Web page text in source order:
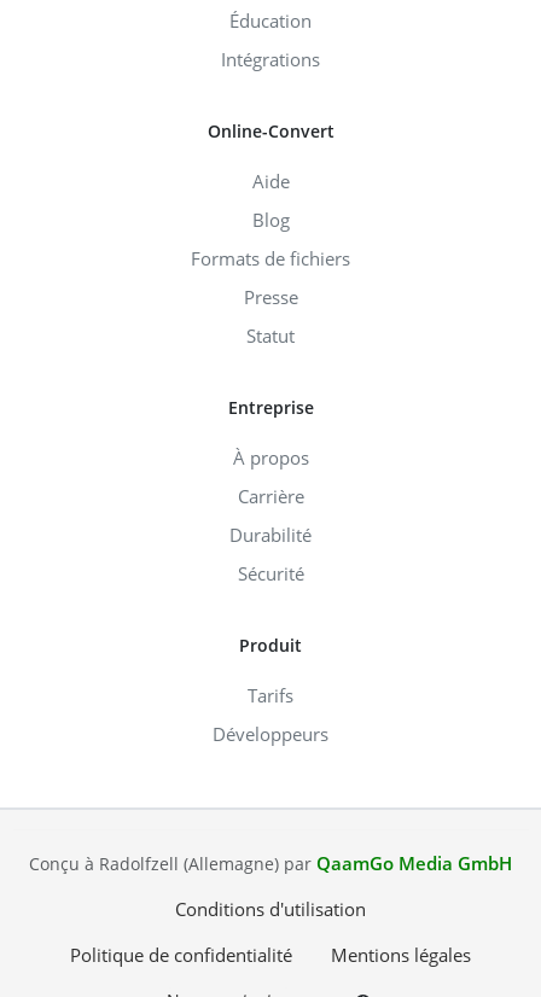
Éducation
Intégrations
Online-Convert
Aide
Blog
Formats de fichiers
Presse
Statut
Entreprise
À propos
Carrière
Durabilité
Sécurité
Produit
Tarifs
Développeurs
Conçu à Radolfzell (Allemagne) par QaamGo Media GmbH
Conditions d'utilisation
Politique de confidentialité
Mentions légales